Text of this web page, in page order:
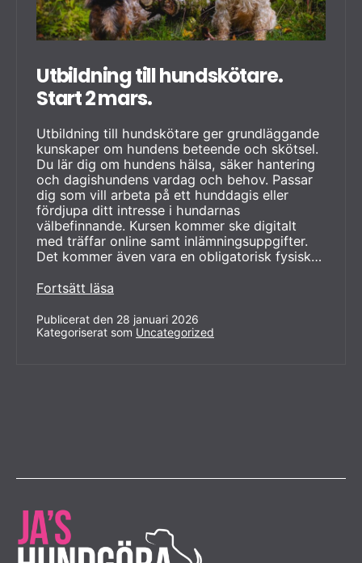
Utbildning till hundskötare.
Start 2 mars.
Utbildning till hundskötare ger grundläggande
kunskaper om hundens beteende och skötsel.
Du lär dig om hundens hälsa, säker hantering
och dagishundens vardag och behov. Passar
dig som vill arbeta på ett hunddagis eller
fördjupa ditt intresse i hundarnas
välbefinnande. Kursen kommer ske digitalt
med träffar online samt inlämningsuppgifter.
Det kommer även vara en obligatorisk fysisk…
Fortsätt läsa
hundskötare.
Start
Publicerat den 28 januari 2026
Kategoriserat som Uncategorized